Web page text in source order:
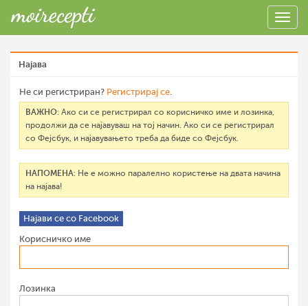
Најава
Не си регистриран? Регистрирај се.
ВАЖНО: Ако си се регистрирал со корисничко име и лозинка,
продолжи да се најавуваш на тој начин. Ако си се регистрирал
со Фејсбук, и најавувањето треба да биде со Фејсбук.
НАПОМЕНА: Не е можно паралелно користење на двата начина
на најава!
Најави се со Facebook
Корисничко име
Лозинка